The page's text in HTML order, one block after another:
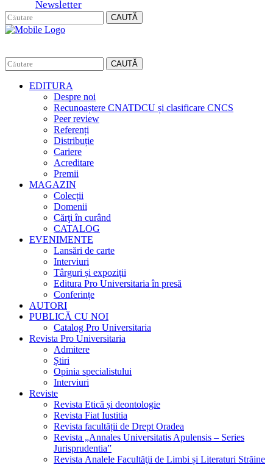
Newsletter
CAUTĂ
CAUTĂ
EDITURA
Despre noi
Recunoaștere CNATDCU și clasificare CNCS
Peer review
Referenți
Distribuție
Cariere
Acreditare
Premii
MAGAZIN
Colecții
Domenii
Cărţi în curând
CATALOG
EVENIMENTE
Lansări de carte
Interviuri
Târguri și expoziții
Editura Pro Universitaria în presă
Conferințe
AUTORI
PUBLICĂ CU NOI
Catalog Pro Universitaria
Revista Pro Universitaria
Admitere
Știri
Opinia specialistului
Interviuri
Reviste
Revista Etică și deontologie
Revista Fiat Iustitia
Revista facultății de Drept Oradea
Revista „Annales Universitatis Apulensis – Series
Jurisprudentia”
Revista Analele Facultăţii de Limbi și Literaturi Străine